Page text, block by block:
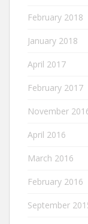
February 2018
January 2018
April 2017
February 2017
November
April 2016
March 2016
February 2016
September